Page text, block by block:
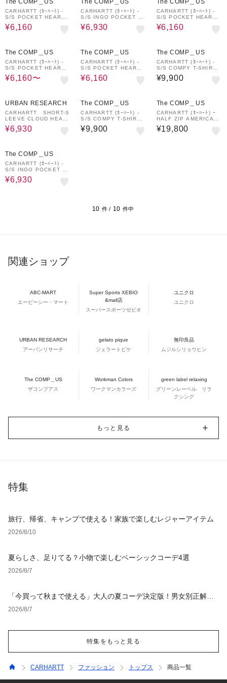
The COMP＿US
CARHARTT (ｶｰﾊｰﾄ) -
S/S POCKET HEARTT-
SHIRT (ｼｮｰﾄｽﾘｰﾌﾞﾎﾟｹｯ
ﾄﾊｰﾄTｼｬﾂ) I032128
¥6,160
The COMP＿US
CARHARTT (ｶｰﾊｰﾄ) -
S/S INGO POCKET T-
SHIRTS (ｼｮｰﾄｽﾘｰﾌﾞｲﾝ
ｺﾞﾎﾟｹｯﾄﾃｨｰｼｬﾂ) I03448
¥6,930
The COMP＿US
CARHARTT (ｶｰﾊｰﾄ) -
S/S POCKET HEARTT-
SHIRT (ｼｮｰﾄｽﾘｰﾌﾞﾎﾟｹｯ
ﾄﾊｰﾄTｼｬﾂ) I032128
¥6,160
The COMP＿US
CARHARTT (ｶｰﾊｰﾄ) -
S/S POCKET HEARTT-
SHIRT (ｼｮｰﾄｽﾘｰﾌﾞﾎﾟｹｯ
ﾄﾊｰﾄTｼｬﾂ) I032128
¥6,160〜
The COMP＿US
CARHARTT (ｶｰﾊｰﾄ) -
S/S POCKET HEARTT-
SHIRT (ｼｮｰﾄｽﾘｰﾌﾞﾎﾟｹｯ
ﾄﾊｰﾄTｼｬﾂ) I032128
¥6,160
The COMP＿US
CARHARTT (ｶｰﾊｰﾄ) -
S/S COMPY T-SHIRT
(ｼｮｰﾄｽﾘｰﾌﾞｺﾝﾋﾟｰTｼｬﾂ)
I036218
¥9,900
URBAN RESEARCH
CARHARTT SHORT-S
LEEVE CLOUD HEAR
T T-SHIRTS
¥6,930
The COMP＿US
CARHARTT (ｶｰﾊｰﾄ) -
S/S COMPY T-SHIRT
(ｼｮｰﾄｽﾘｰﾌﾞｺﾝﾋﾟｰTｼｬﾂ)
I036218
¥9,900
The COMP＿US
CARHARTT (ｶｰﾊｰﾄ) ｰ
HALF ZIP AMERICAN
SCRIPT SWEAT (ﾊｰﾌｼﾞ
ｯﾌﾟｱﾒﾘｶﾝｽｸﾘﾌﾟﾄｽｳｪｯﾄｼ
¥19,800
The COMP＿US
CARHARTT (ｶｰﾊｰﾄ) -
S/S INGO POCKET T-
SHIRTS (ｼｮｰﾄｽﾘｰﾌﾞｲﾝ
ｺﾞﾎﾟｹｯﾄﾃｨｰｼｬﾂ) I03448
¥6,930
10 件 / 10 件中
関連ショップ
ABC-MART
エービーシー・マート
Super Sports XEBIO
&mall店
スーパースポーツゼビオ
ユニクロ
ユニクロ
URBAN RESEARCH
アーバンリサーチ
gelato pique
ジェラートピケ
無印良品
ムジルシリョウヒン
The COMP＿US
ザコンプアス
Workman Colors
ワークマンカラーズ
green label relaxing
グリーンレーベル リラ
クシング
もっと見る
特集
旅行、帰省、キャンプで使える！家族で楽しむレジャーアイテム
2026/8/10
夏らしさ、足りてる？小物で楽しむベーシックコーデ4選
2026/8/7
「今買って秋まで使える」大人の夏コーデ決定版！男女別正解ス
タイルとNGな着こなし
2026/8/7
特集をもっと見る
CARHARTT ファッション トップス 商品一覧